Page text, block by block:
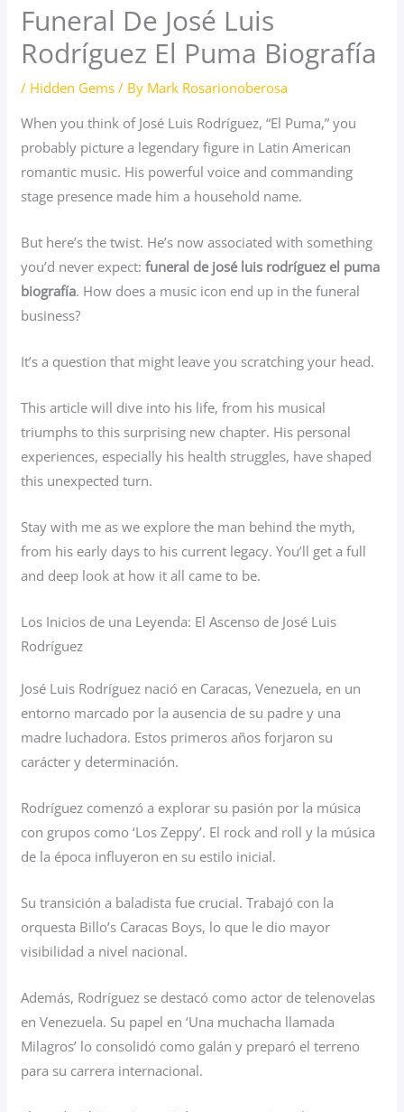
Funeral De José Luis
Rodríguez El Puma Biografía
/ Hidden Gems / By Mark Rosarionoberosa
When you think of José Luis Rodríguez, “El Puma,” you
probably picture a legendary figure in Latin American
romantic music. His powerful voice and commanding
stage presence made him a household name.
But here’s the twist. He’s now associated with something
you’d never expect:funeral de josé luis rodríguez el puma
biografía. How does a music icon end up in the funeral
business?
It’s a question that might leave you scratching your head.
This article will dive into his life, from his musical
triumphs to this surprising new chapter. His personal
experiences, especially his health struggles, have shaped
this unexpected turn.
Stay with me as we explore the man behind the myth,
from his early days to his current legacy. You’ll get a full
and deep look at how it all came to be.
Los Inicios de una Leyenda: El Ascenso de José Luis
Rodríguez
José Luis Rodríguez nació en Caracas, Venezuela, en un
entorno marcado por la ausencia de su padre y una
madre luchadora. Estos primeros años forjaron su
carácter y determinación.
Rodríguez comenzó a explorar su pasión por la música
con grupos como ‘Los Zeppy’. El rock and roll y la música
de la época influyeron en su estilo inicial.
Su transición a baladista fue crucial. Trabajó con la
orquesta Billo’s Caracas Boys, lo que le dio mayor
visibilidad a nivel nacional.
Además, Rodríguez se destacó como actor de telenovelas
en Venezuela. Su papel en ‘Una muchacha llamada
Milagros’ lo consolidó como galán y preparó el terreno
para su carrera internacional.